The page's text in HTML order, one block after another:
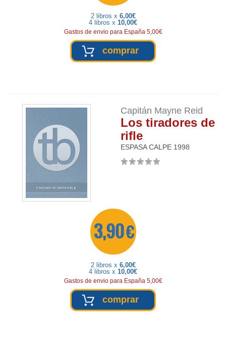
2 libros x 6,00€
4 libros x 10,00€
Gastos de envio para España 5,00€
comprar
Capitán Mayne Reid
Los tiradores de
rifle
ESPASA CALPE 1998
3,90 €
2 libros x 6,00€
4 libros x 10,00€
Gastos de envio para España 5,00€
comprar